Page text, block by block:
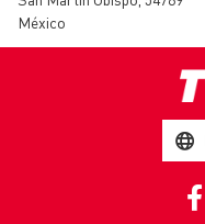
México